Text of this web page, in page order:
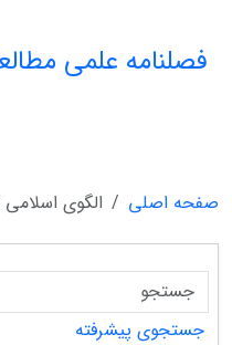
فصلنامه علمی
صفحه اصلی الگوی
جستجوی پیشرفته